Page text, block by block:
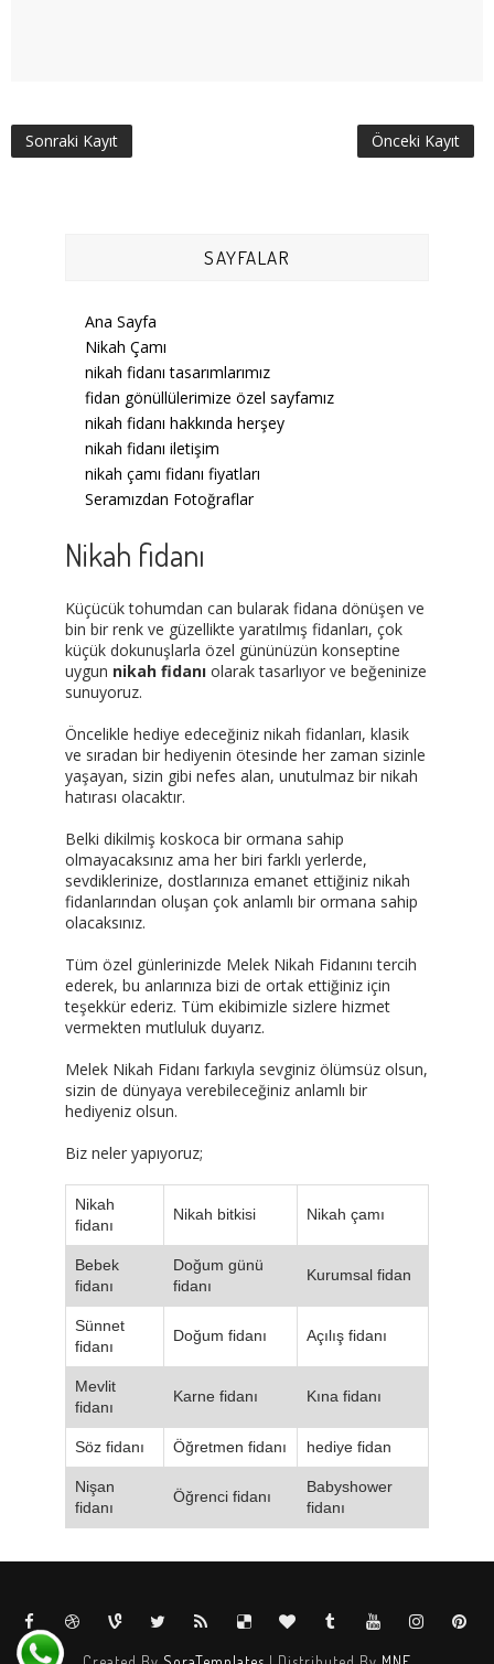
Sonraki Kayıt Önceki Kayıt
SAYFALAR
Ana Sayfa
Nikah Çamı
nikah fidanı tasarımlarımız
fidan gönüllülerimize özel sayfamız
nikah fidanı hakkında herşey
nikah fidanı iletişim
nikah çamı fidanı fiyatları
Seramızdan Fotoğraflar
Nikah fidanı
Küçücük tohumdan can bularak fidana dönüşen ve
bin bir renk ve güzellikte yaratılmış fidanları, çok
küçük dokunuşlarla özel gününüzün konseptine
uygun nikah fidanı olarak tasarlıyor ve beğeninize
sunuyoruz.
Öncelikle hediye edeceğiniz nikah fidanları, klasik
ve sıradan bir hediyenin ötesinde her zaman sizinle
yaşayan, sizin gibi nefes alan, unutulmaz bir nikah
hatırası olacaktır.
Belki dikilmiş koskoca bir ormana sahip
olmayacaksınız ama her biri farklı yerlerde,
sevdiklerinize, dostlarınıza emanet ettiğiniz nikah
fidanlarından oluşan çok anlamlı bir ormana sahip
olacaksınız.
Tüm özel günlerinizde Melek Nikah Fidanını tercih
ederek, bu anlarınıza bizi de ortak ettiğiniz için
teşekkür ederiz. Tüm ekibimizle sizlere hizmet
vermekten mutluluk duyarız.
Melek Nikah Fidanı farkıyla sevginiz ölümsüz olsun,
sizin de dünyaya verebileceğiniz anlamlı bir
hediyeniz olsun.
Biz neler yapıyoruz;
Nikah
fidanı
Nikah bitkisi Nikah çamı
Bebek
fidanı
Doğum günü
fidanı
Kurumsal fidan
Sünnet
fidanı
Doğum fidanı Açılış fidanı
Mevlit
fidanı
Karne fidanı Kına fidanı
Söz fidanı Öğretmen fidanı hediye fidan
Nişan
fidanı
Öğrenci fidanı
Babyshower
fidanı